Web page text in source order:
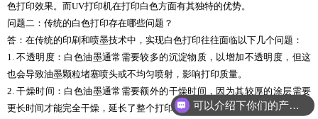
色打印效果。而UV打印机在打印白色方面有其独特的优势。
问题二：传统的白色打印存在哪些问题？
答：在传统的印刷和喷墨技术中，实现白色打印往往面临以下几个问题：
1. 不透明度：白色油墨通常需要较多的沉淀物质，以增加不透明度，但这
也会导致油墨颗粒堵塞喷头或不均匀喷射，影响打印质量。
2. 干燥时间：白色油墨通常需要额外的干燥时间，因为其较厚的涂层需要
更长时间才能完全干燥，延长了整个打印过程的时间。
可以介绍下你们的产品么